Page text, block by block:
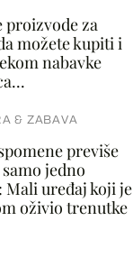
proizvode za
možete kupiti i
nabavke
& ZABAVA
previše
jedno
Mali uređaj koji je
oživio trenutke